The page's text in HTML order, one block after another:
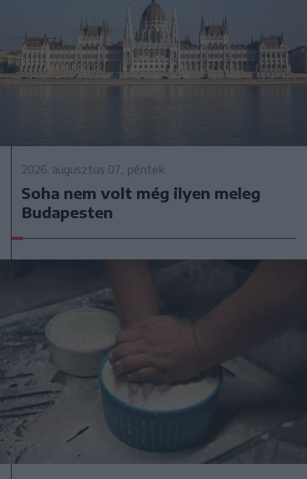
2026. augusztus 07., péntek
Soha nem volt még ilyen meleg
Budapesten